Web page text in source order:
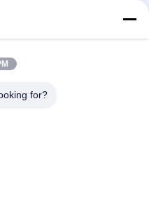
Industrial Zone,
for?